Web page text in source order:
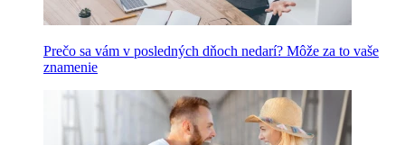
Prečo sa vám v posledných dňoch nedarí? Môže za to vaše
znamenie